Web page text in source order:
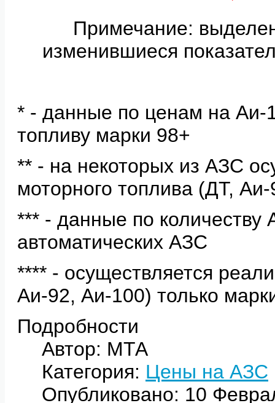
Примечание:
изменившиеся
* - данные по ценам на Аи-
топливу марки 98+
** - на некоторых из АЗС
моторного топлива (ДТ,
*** - данные по количеству
автоматических АЗС
**** - осуществляется
Аи-92, Аи-100) только
Подробности
Автор: МТА
Категория: Цены на АЗС
Опубликовано: 10